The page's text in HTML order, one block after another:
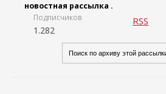
новостная рассылка .
Подписчиков
1.282
RSS